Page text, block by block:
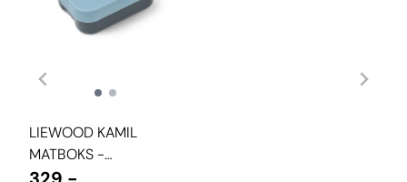
LIEWOOD KAMIL
MATBOKS -
TIGER/BEACH BLUE